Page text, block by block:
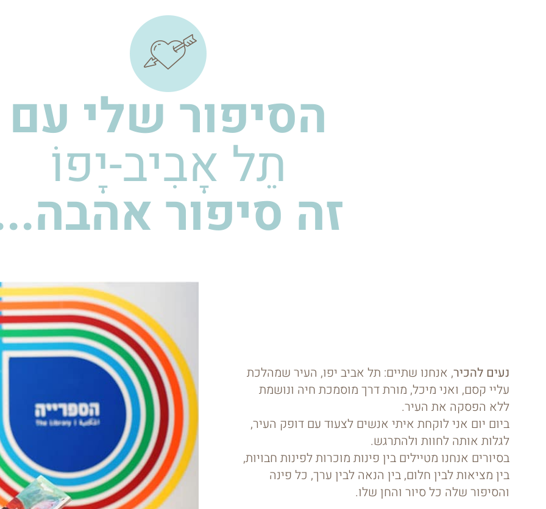
הסיפור שלי עם
תֵל אָבִיב-יָפוֹ
זה סיפור
נעים להכיר, אנחנו שתיים: תל אביב יפו, העיר שמהלכת
עליי קסם, ואני מיכל, מורת דרך מוסמכת חיה ונושמת
ללא הפסקה את העיר.
ביום יום אני לוקחת איתי אנשים לצעוד עם דופק העיר,
לגלות אותה לחוות ולהתרגש.
בסיורים אנחנו מטיילים בין פינות מוכרות לפינות חבויות,
בין מציאות לבין חלום, בין הנאה לבין ערך, כל פינה
והסיפור שלה כל סיור והחן שלו.